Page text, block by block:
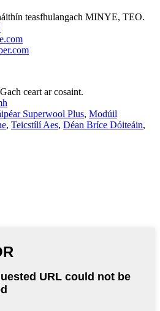
teasfhulangach MINYE, TEO.
ceart ar cosaint.
Superwool Plus, Modúil
, Teicstílí Aes, Déan Bríce Dóiteáin,